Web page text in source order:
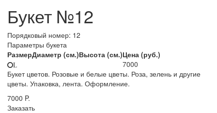
Букет №12
Порядковый номер: 12
Параметры букета
РазмерДиаметр (см.)Высота (см.)Цена (руб.)
L
7000
Букет цветов. Розовые и белые цветы. Роза, зелень и другие
цветы. Упаковка, лента. Оформление.
7000 P.
Заказать